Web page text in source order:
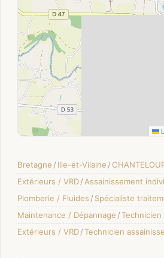
Bretagne / Ille-et-Vilaine /
Extérieurs / VRD/ Assainissement
Plomberie / Fluides / Spécialiste
Maintenance / Dépannage /Technicien
Extérieurs / VRD/Technicien